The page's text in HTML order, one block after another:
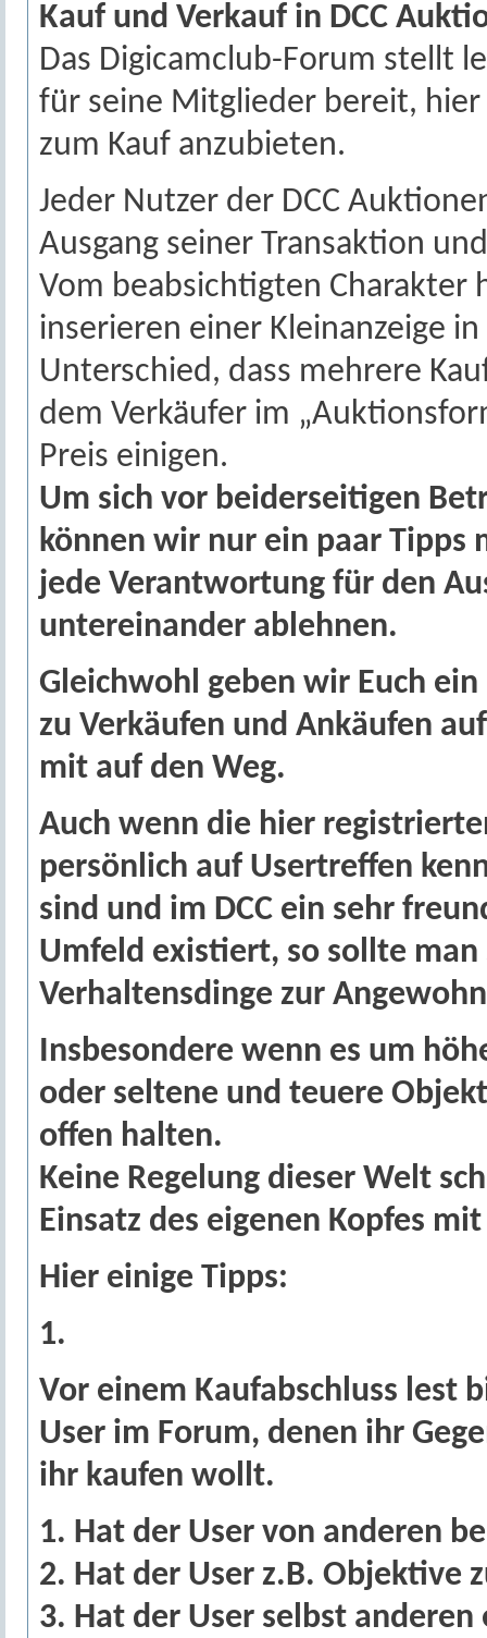
Kauf und Verkauf in DCC
Das Digicamclub-Forum stellt
für seine Mitglieder bereit,
zum Kauf anzubieten.
Jeder Nutzer der DCC
Ausgang seiner Transaktion
Vom beabsichtigten
inserieren einer Kleinanzeige
Unterschied, dass mehrere
dem Verkäufer im
Preis einigen.
Um sich vor beiderseitigen
können wir nur ein paar Tipps
jede Verantwortung für den
untereinander ablehnen.
Gleichwohl geben wir Euch
zu Verkäufen und Ankäufen
mit auf den Weg.
Auch wenn die hier
persönlich auf Usertreffen
sind und im DCC ein sehr
Umfeld existiert, so sollte man
Verhaltensdinge zur
Insbesondere wenn es um
oder seltene und teuere
offen halten.
Keine Regelung dieser Welt
Einsatz des eigenen Kopfes
Hier einige Tipps:
1.
Vor einem Kaufabschluss lest
User im Forum, denen ihr
ihr kaufen wollt.
1. Hat der User von anderen
2. Hat der User z.B. Objektive
3. Hat der User selbst